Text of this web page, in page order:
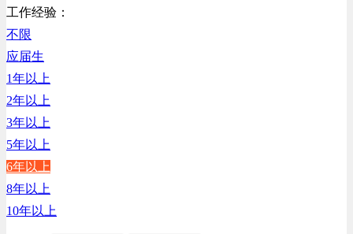
工作经验：
不限
应届生
1年以上
2年以上
3年以上
5年以上
6年以上
8年以上
10年以上